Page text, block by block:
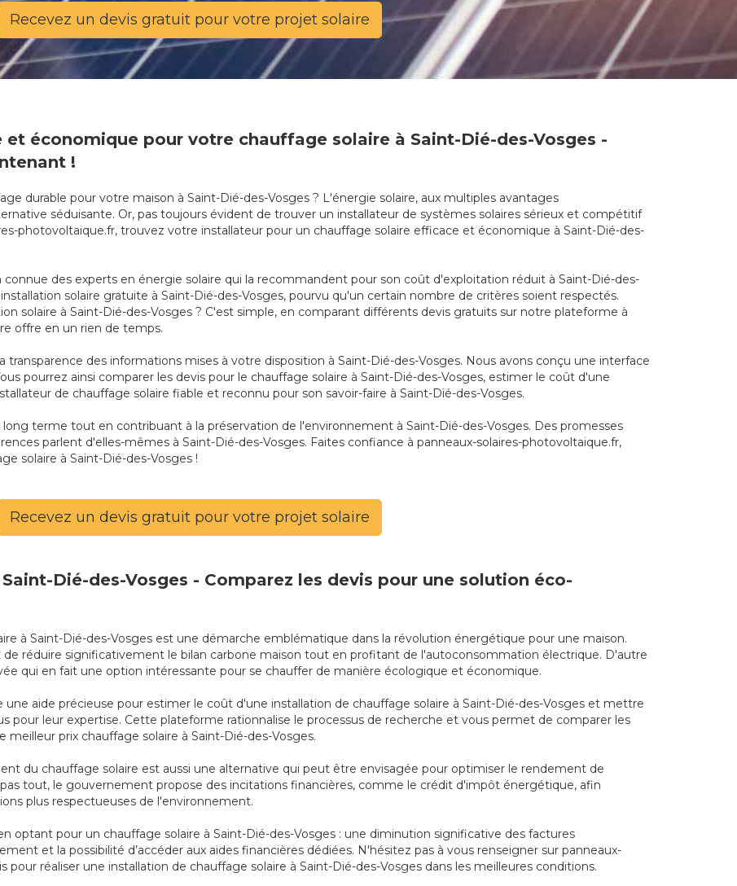
Recevez un devis gratuit pour votre projet solaire
économique pour votre chauffage solaire à Saint-Dié-des-Vosges -
!
durable pour votre maison à Saint-Dié-des-Vosges ? L'énergie solaire, aux multiples avantages
séduisante. Or, pas toujours évident de trouver un installateur de systèmes solaires sérieux et compétitif
photovoltaique.fr, trouvez votre installateur pour un chauffage solaire efficace et économique à Saint-Dié-des-
des experts en énergie solaire qui la recommandent pour son coût d'exploitation réduit à Saint-Dié-des-
solaire gratuite à Saint-Dié-des-Vosges, pourvu qu'un certain nombre de critères soient respectés.
solaire à Saint-Dié-des-Vosges ? C'est simple, en comparant différents devis gratuits sur notre plateforme à
offre en un rien de temps.
des informations mises à votre disposition à Saint-Dié-des-Vosges. Nous avons conçu une interface
pourrez ainsi comparer les devis pour le chauffage solaire à Saint-Dié-des-Vosges, estimer le coût d'une
de chauffage solaire fiable et reconnu pour son savoir-faire à Saint-Dié-des-Vosges.
terme tout en contribuant à la préservation de l'environnement à Saint-Dié-des-Vosges. Des promesses
parlent d'elles-mêmes à Saint-Dié-des-Vosges. Faites confiance à panneaux-solaires-photovoltaique.fr,
solaire à Saint-Dié-des-Vosges !
Recevez un devis gratuit pour votre projet solaire
Dié-des-Vosges - Comparez les devis pour une solution éco-
à Saint-Dié-des-Vosges est une démarche emblématique dans la révolution énergétique pour une maison.
réduire significativement le bilan carbone maison tout en profitant de l'autoconsommation électrique. D'autre
qui en fait une option intéressante pour se chauffer de manière écologique et économique.
aide précieuse pour estimer le coût d'une installation de chauffage solaire à Saint-Dié-des-Vosges et mettre
pour leur expertise. Cette plateforme rationnalise le processus de recherche et vous permet de comparer les
prix chauffage solaire à Saint-Dié-des-Vosges.
du chauffage solaire est aussi une alternative qui peut être envisagée pour optimiser le rendement de
tout, le gouvernement propose des incitations financières, comme le crédit d'impôt énergétique, afin
plus respectueuses de l'environnement.
optant pour un chauffage solaire à Saint-Dié-des-Vosges : une diminution significative des factures
et la possibilité d’accéder aux aides financières dédiées. N'hésitez pas à vous renseigner sur panneaux-
réaliser une installation de chauffage solaire à Saint-Dié-des-Vosges dans les meilleures conditions.